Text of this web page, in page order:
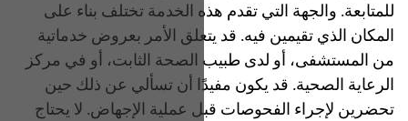
للمتابعة. والجهة التي تقدم هذه الخدمة تختلف بناء على
المكان الذي تقيمين فيه. قد يتعلق الأمر بعروض خدماتية
من المستشفى، أو لدى طبيب الصحة الثابت، أو في مركز
الرعاية الصحية. قد يكون مفيدًا أن تسألي عن ذلك حين
تحضرين لإجراء الفحوصات قبل عملية الإجهاض. لا يحتاج